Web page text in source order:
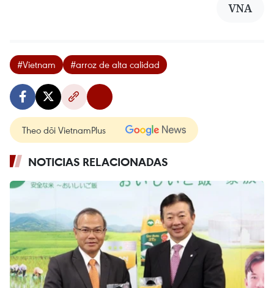
VNA
#Vietnam #arroz de alta calidad
Theo dõi VietnamPlus
NOTICIAS RELACIONADAS